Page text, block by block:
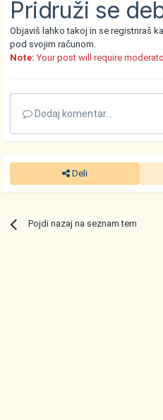
Pridruži se
Objaviš lahko takoj in se registriraš
pod svojim računom.
Note: Your post will require
Dodaj komentar...
Deli
Pojdi nazaj na seznam tem